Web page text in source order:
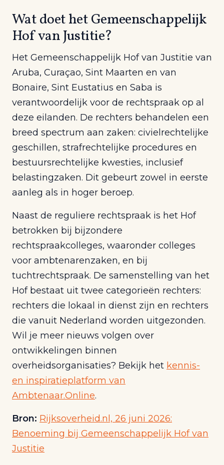
Wat doet het Gemeenschappelijk
Hof van Justitie?
Het Gemeenschappelijk Hof van Justitie van
Aruba, Curaçao, Sint Maarten en van
Bonaire, Sint Eustatius en Saba is
verantwoordelijk voor de rechtspraak op al
deze eilanden. De rechters behandelen een
breed spectrum aan zaken: civielrechtelijke
geschillen, strafrechtelijke procedures en
bestuursrechtelijke kwesties, inclusief
belastingzaken. Dit gebeurt zowel in eerste
aanleg als in hoger beroep.
Naast de reguliere rechtspraak is het Hof
betrokken bij bijzondere
rechtspraakcolleges, waaronder colleges
voor ambtenarenzaken, en bij
tuchtrechtspraak. De samenstelling van het
Hof bestaat uit twee categorieën rechters:
rechters die lokaal in dienst zijn en rechters
die vanuit Nederland worden uitgezonden.
Wil je meer nieuws volgen over
ontwikkelingen binnen
overheidsorganisaties? Bekijk het kennis-
en inspiratieplatform van
Ambtenaar.Online.
Bron: Rijksoverheid.nl, 26 juni 2026:
Benoeming bij Gemeenschappelijk Hof van
Justitie